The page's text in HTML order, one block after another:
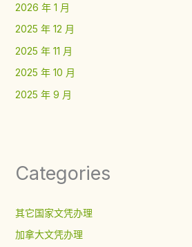
2026 年 1 月
2025 年 12 月
2025 年 11 月
2025 年 10 月
2025 年 9 月
Categories
其它国家文凭办理
加拿大文凭办理